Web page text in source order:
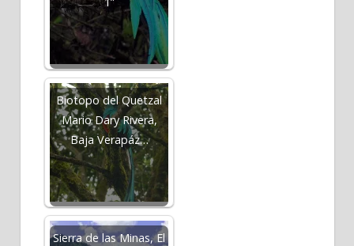
Biotopo del Quetzal
Mario Dary Rivera,
Baja Verapáz…
Sierra de las Minas, El